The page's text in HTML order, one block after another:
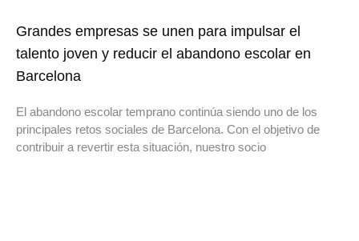
Grandes empresas se unen para impulsar el
talento joven y reducir el abandono escolar en
Barcelona
El abandono escolar temprano continúa siendo uno de los
principales retos sociales de Barcelona. Con el objetivo de
contribuir a revertir esta situación, nuestro socio